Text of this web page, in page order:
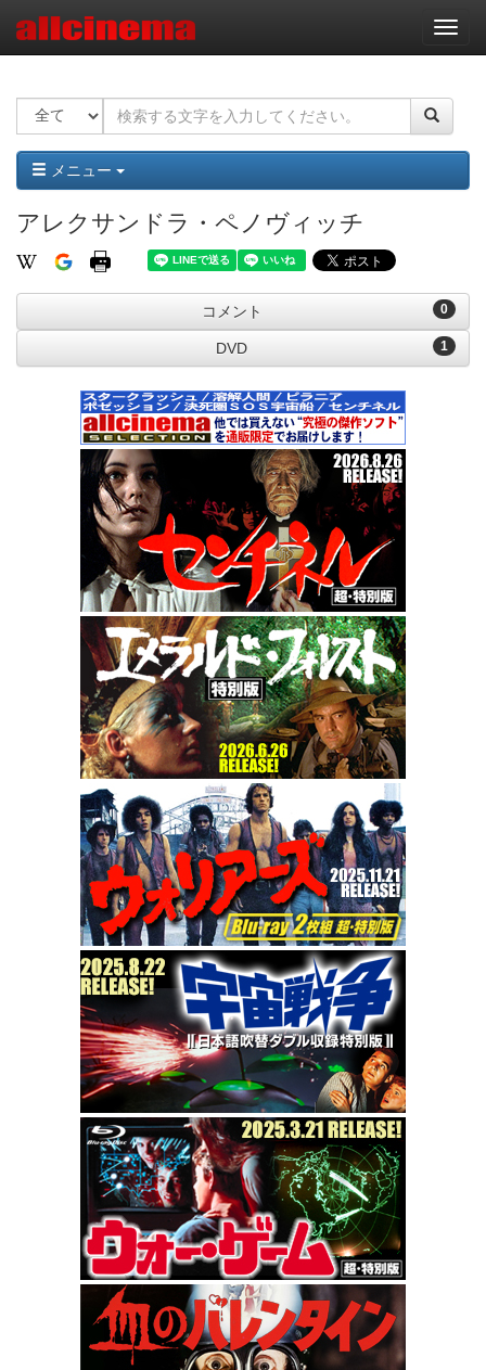
ナ
ビ
ー
ョ
ン
メニュー
アレクサンドラ・ペノヴィッチ
0
コメント
1
DVD